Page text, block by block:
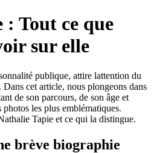
: Tout ce que
sur elle
publique, attire lattention du
cet article, nous plongeons dans
de son parcours, de son âge et
les plus emblématiques.
Tapie et ce qui la distingue.
brève biographie